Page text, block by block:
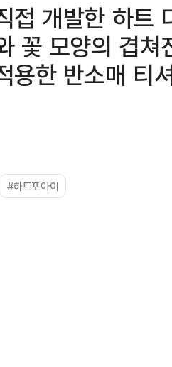
접 개발한 하트
꽃 모양의 겹
용한 반소매 티
#하트포아이